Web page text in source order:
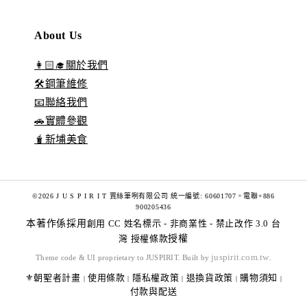
About Us
👩🏻‍🎓關於我們
🛠️鋼筆維修
📧聯絡我們
🚗實體參觀
🧋新埔美食
©2026 J U S P I R I T 賈絲筆咧有限公司 統一編號: 60601707。電聯+886
900205436
本著作係採用 創用 CC 姓名標示 - 非商業性 - 禁止改作 3.0 台
灣 授權條款授權
Theme code & UI proprietary to JUSPIRIT. Built by juspirit.com.tw
⚜️朝聖者計畫 | 使用條款 | 隱私權政策 | 退換貨政策 | 購物須知 |
付款與配送